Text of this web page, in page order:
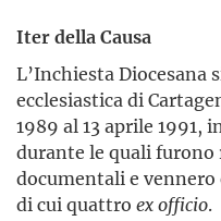
Iter della Causa
L’Inchiesta Diocesana
ecclesiastica di
1989 al 13 aprile 1991,
durante le quali furono
documentali e
di cui quattro ex officio.